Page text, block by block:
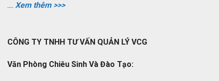
.... Xem thêm >>>
CÔNG TY TNHH TƯ VẤN QUẢN LÝ VCG
Văn Phòng Chiêu Sinh Và Đào Tạo: